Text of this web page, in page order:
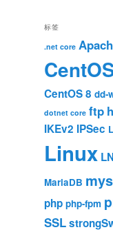
标签
.net core
CentOS 8 dd-
dotnet core ftp
IKEv2 IPSec
Linux
MariaDB
php php-fpm
SSL